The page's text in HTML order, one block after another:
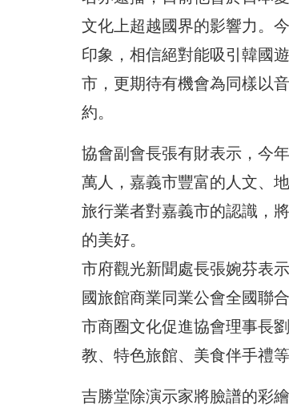
文化上超越國界的影響力。
印象，相信絕對能吸引韓國
市，更期待有機會為同樣以
約。
協會副會長張有財表示，今
萬人，嘉義市豐富的人文、
旅行業者對嘉義市的認識，
的美好。
市府觀光新聞處長張婉芬表
國旅館商業同業公會全國聯
市商圈文化促進協會理事長
教、特色旅館、美食伴手禮
吉勝堂除演示家將臉譜的彩